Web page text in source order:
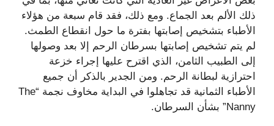
ذلك الألم بعد الجماع. ومع ذلك، فقد قام سبعة من هؤلاء
الأطباء بتشخيص إصابتها بفترة ما حول انقطاع الطمث.
لم يتم تشخيص إصابتها بسرطان الرحم إلا بعد وصولها
إلى الطبيب الثامن، الذي اقترح عليها إجراء خزعة
احترازية لبطانة الرحم. ومن الجدير بالذكر أن جميع
الأطباء الثمانية قد تجاهلوا في البداية مخاوف نجمة “The
Nanny” بشأن السرطان.